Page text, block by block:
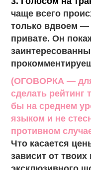
чаще всего
только вдвоем —
привате. Он
(ОГОВОРКА — для
сделать рейтинг
бы на среднем
языком и не
противном
Что касается
зависит от